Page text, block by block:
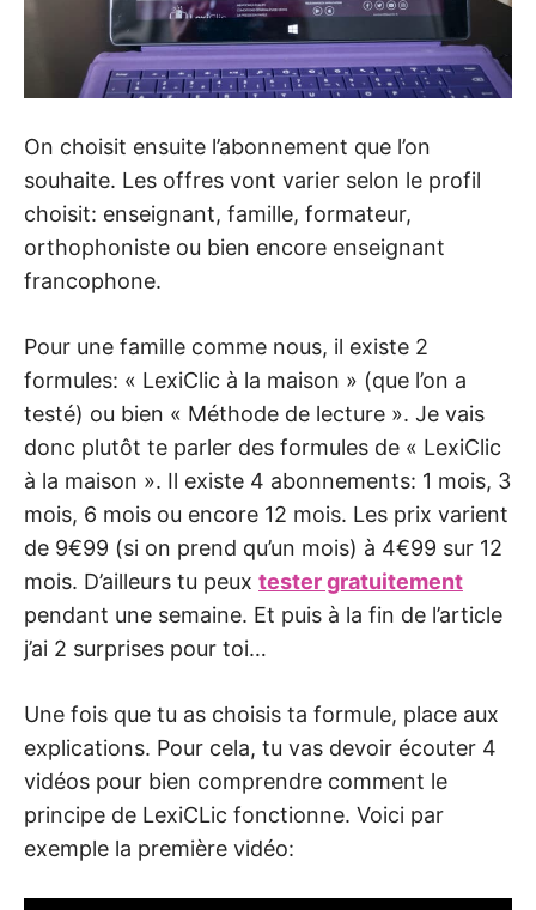
On choisit ensuite l’abonnement que l’on
souhaite. Les offres vont varier selon le profil
choisit: enseignant, famille, formateur,
orthophoniste ou bien encore enseignant
francophone.
Pour une famille comme nous, il existe 2
formules: « LexiClic à la maison » (que l’on a
testé) ou bien « Méthode de lecture ». Je vais
donc plutôt te parler des formules de « LexiClic
à la maison ». Il existe 4 abonnements: 1 mois, 3
mois, 6 mois ou encore 12 mois. Les prix varient
de 9€99 (si on prend qu’un mois) à 4€99 sur 12
mois. D’ailleurs tu peux tester gratuitement
pendant une semaine. Et puis à la fin de l’article
j’ai 2 surprises pour toi…
Une fois que tu as choisis ta formule, place aux
explications. Pour cela, tu vas devoir écouter 4
vidéos pour bien comprendre comment le
principe de LexiCLic fonctionne. Voici par
exemple la première vidéo: